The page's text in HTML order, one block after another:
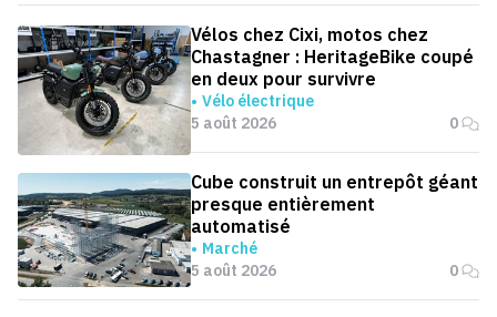
Vélos chez Cixi, motos chez
Chastagner : HeritageBike coupé
en deux pour survivre
Vélo électrique
5 août 2026
0
Cube construit un entrepôt géant
presque entièrement
automatisé
Marché
5 août 2026
0